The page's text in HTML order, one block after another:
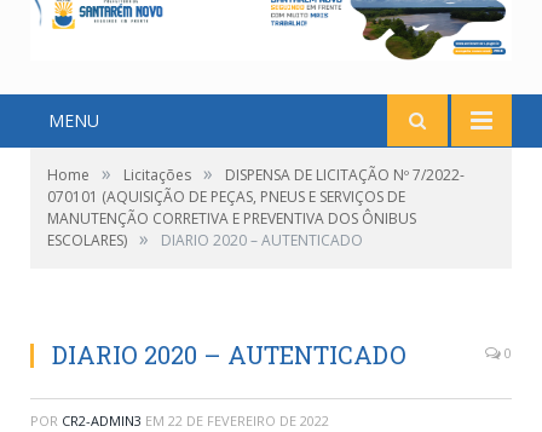
MENU
Home » Licitações »
DISPENSA DE LICITAÇÃO Nº 7/2022-
070101 (AQUISIÇÃO DE PEÇAS, PNEUS E SERVIÇOS DE
MANUTENÇÃO CORRETIVA E PREVENTIVA DOS ÔNIBUS
ESCOLARES) » DIARIO 2020 – AUTENTICADO
DIARIO 2020 – AUTENTICADO 0
POR CR2-ADMIN3 EM 22 DE FEVEREIRO DE 2022